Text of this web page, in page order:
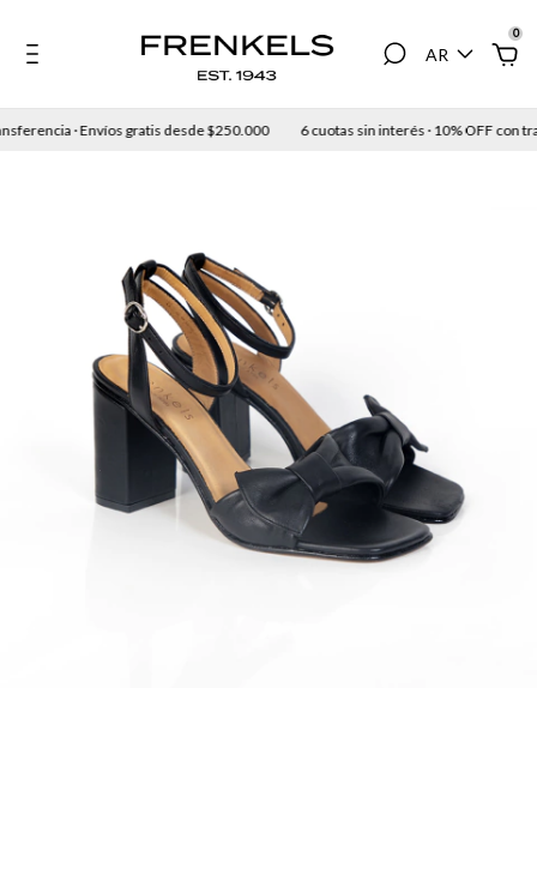
AR
0
· Envíos gratis desde $250.000 6 cuotas sin interés · 10% OFF con